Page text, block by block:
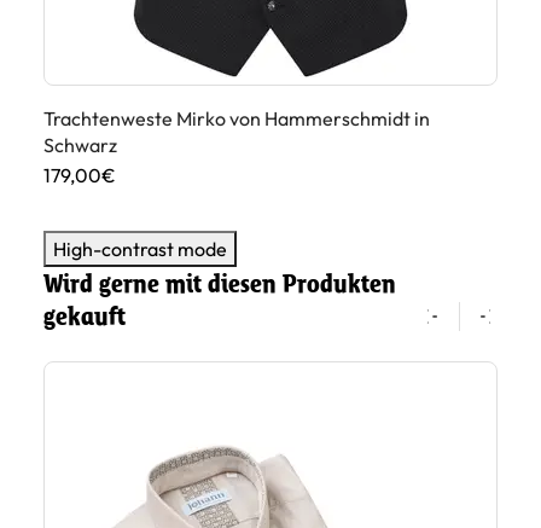
Trachtenweste Mirko von Hammerschmidt in
Schwarz
179,00€
High-contrast mode
Wird gerne mit diesen Produkten
gekauft